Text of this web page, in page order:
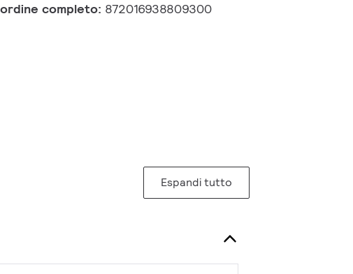
completo: 872016938809300
Espandi tutto